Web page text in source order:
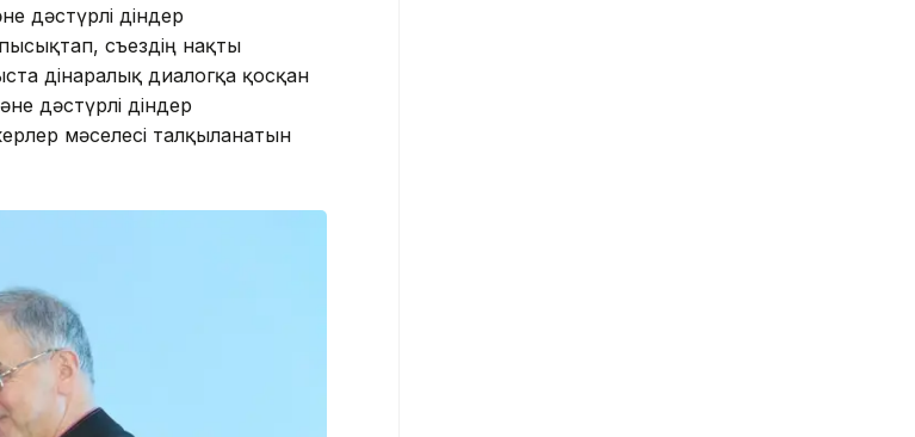
дәстүрлі діндер
съездің нақты
дінаралық диалогқа қосқан
дәстүрлі діндер
мәселесі талқыланатын